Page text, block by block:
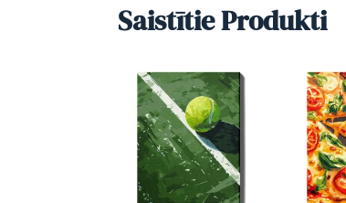
Saistītie Produkti